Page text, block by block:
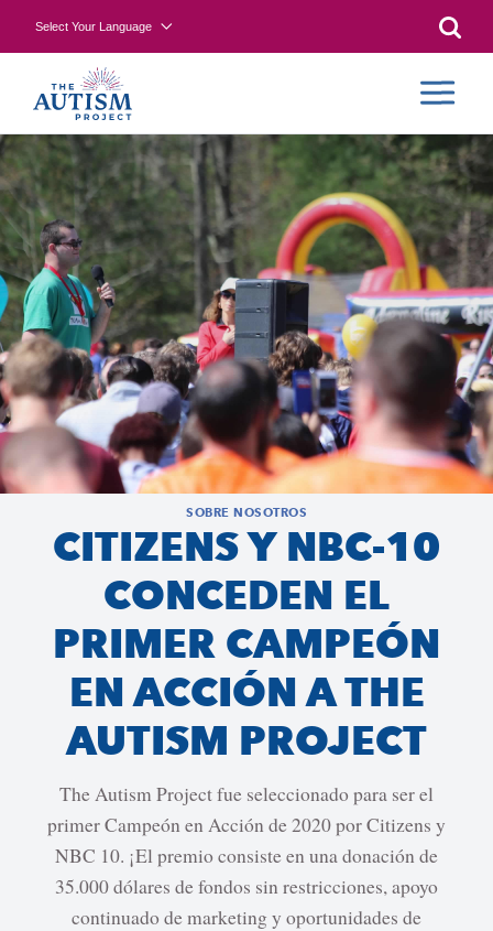
Select Your Language
SOBRE NOSOTROS
CITIZENS Y NBC-10
CONCEDEN EL
PRIMER CAMPEÓN
EN ACCIÓN A THE
AUTISM PROJECT
The Autism Project fue seleccionado para ser el
primer Campeón en Acción de 2020 por Citizens y
NBC 10. ¡El premio consiste en una donación de
35.000 dólares de fondos sin restricciones, apoyo
continuado de marketing y oportunidades de